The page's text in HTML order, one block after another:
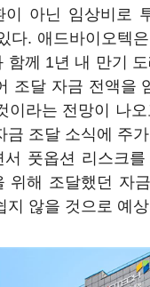
이 아닌 임상비로
다. 애드바이오텍
함께 1년 내 만기
조달 자금 전액을
이라는 전망이 나
금 조달 소식에 주
서 풋옵션 리스크를
위해 조달했던 자
지 않을 것으로 예